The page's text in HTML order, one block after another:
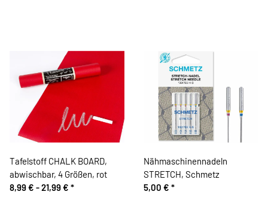
Tafelstoff CHALK BOARD,
abwischbar, 4 Größen, rot
8,99 € -21,99 € *
Nähmaschinennadeln
STRETCH, Schmetz
5,00 € *